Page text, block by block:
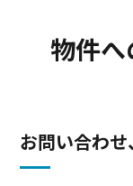
物件
お問い合わせ